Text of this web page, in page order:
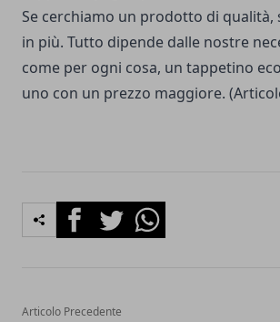
Se cerchiamo un prodotto di
in più. Tutto dipende dalle nostre
come per ogni cosa, un tappetino
uno con un prezzo maggiore.
FacebookTwitterWhatsapp
Articolo Precedente